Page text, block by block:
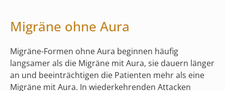
Migräne ohne Aura
Migräne-Formen ohne Aura beginnen häufig
langsamer als die Migräne mit Aura, sie dauern länger
an und beeinträchtigen die Patienten mehr als eine
Migräne mit Aura. In wiederkehrenden Attacken